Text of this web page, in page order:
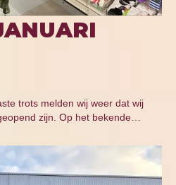
trots melden wij weer dat wij
zijn. Op het bekende…